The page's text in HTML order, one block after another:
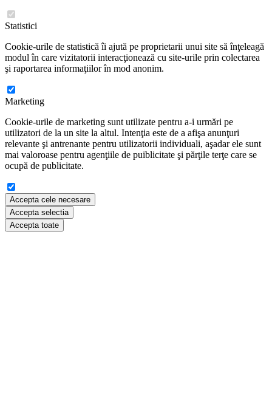
Statistici
Cookie-urile de statistică îi ajută pe proprietarii unui site să înţeleagă
modul în care vizitatorii interacţionează cu site-urile prin colectarea
şi raportarea informaţiilor în mod anonim.
Marketing
Cookie-urile de marketing sunt utilizate pentru a-i urmări pe
utilizatori de la un site la altul. Intenţia este de a afişa anunţuri
relevante şi antrenante pentru utilizatorii individuali, aşadar ele sunt
mai valoroase pentru agenţiile de puiblicitate şi părţile terţe care se
ocupă de publicitate.
Accepta cele necesare
Accepta selectia
Accepta toate